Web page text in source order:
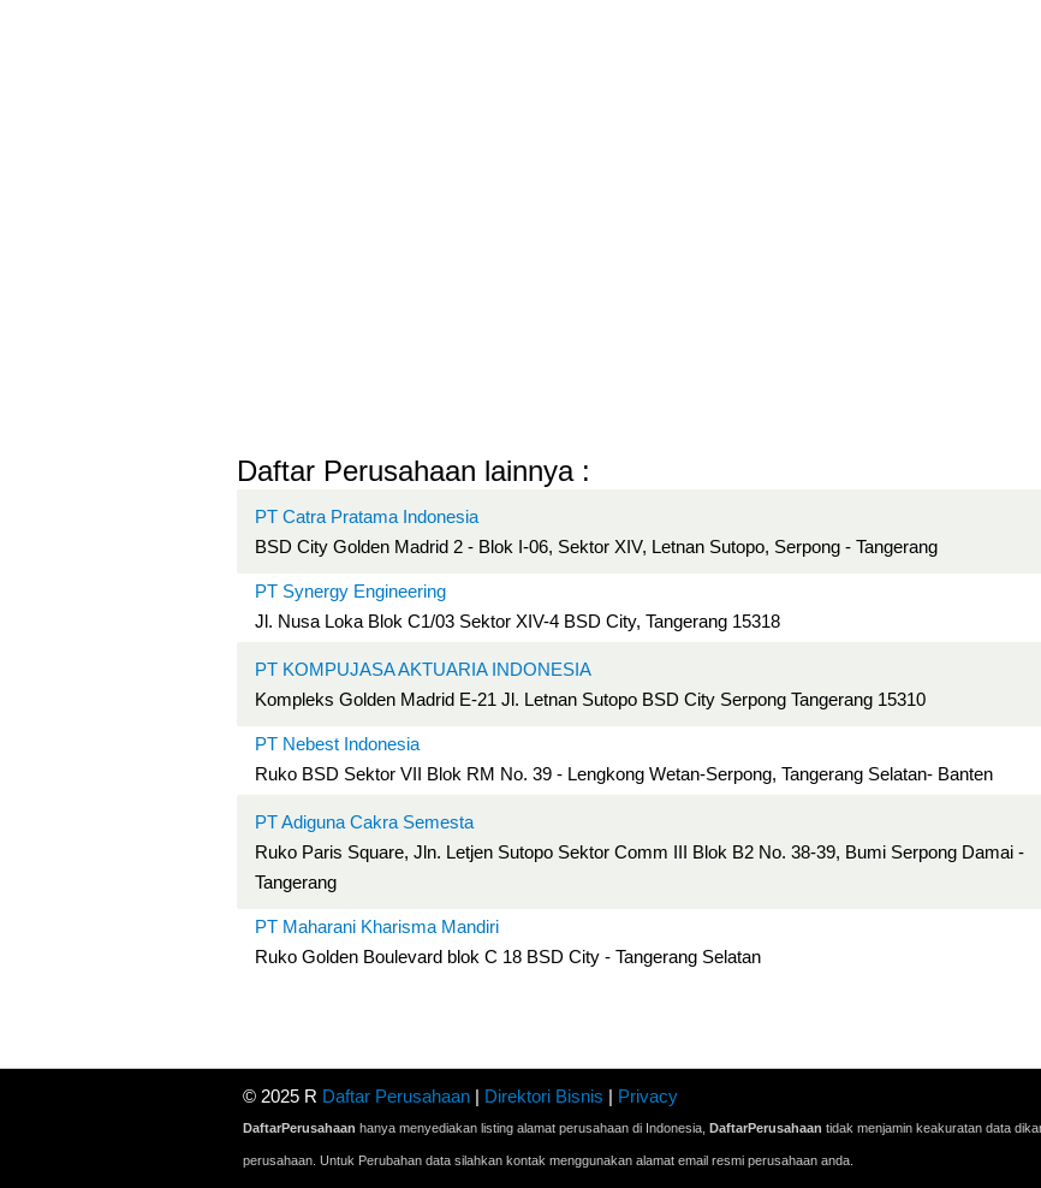
Daftar Perusahaan lainnya :
PT Catra Pratama Indonesia
BSD City Golden Madrid 2 - Blok I-06, Sektor XIV, Letnan Sutopo, Serpong - Tangerang
PT Synergy Engineering
Jl. Nusa Loka Blok C1/03 Sektor XIV-4 BSD City, Tangerang 15318
PT KOMPUJASA AKTUARIA INDONESIA
Kompleks Golden Madrid E-21 Jl. Letnan Sutopo BSD City Serpong Tangerang 15310
PT Nebest Indonesia
Ruko BSD Sektor VII Blok RM No. 39 - Lengkong Wetan-Serpong, Tangerang Selatan- Banten
PT Adiguna Cakra Semesta
Ruko Paris Square, Jln. Letjen Sutopo Sektor Comm III Blok B2 No. 38-39, Bumi Serpong Damai -
Tangerang
PT Maharani Kharisma Mandiri
Ruko Golden Boulevard blok C 18 BSD City - Tangerang Selatan
© 2025 R Daftar Perusahaan | Direktori Bisnis | Privacy
DaftarPerusahaan hanya menyediakan listing alamat perusahaan di Indonesia, DaftarPerusahaan tidak menjamin keakuratan data
perusahaan. Untuk Perubahan data silahkan kontak menggunakan alamat email resmi perusahaan anda.